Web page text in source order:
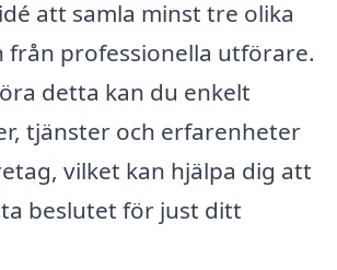
att samla minst tre olika
från professionella utförare.
detta kan du enkelt
tjänster och erfarenheter
vilket kan hjälpa dig att
beslutet för just ditt